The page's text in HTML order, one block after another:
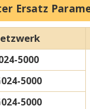
Ersatz
5000
5000
5000